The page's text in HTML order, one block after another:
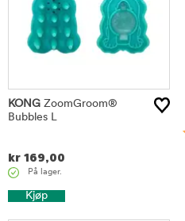
KONG ZoomGroom®
Bubbles L
kr 169,00
På lager.
Kjøp